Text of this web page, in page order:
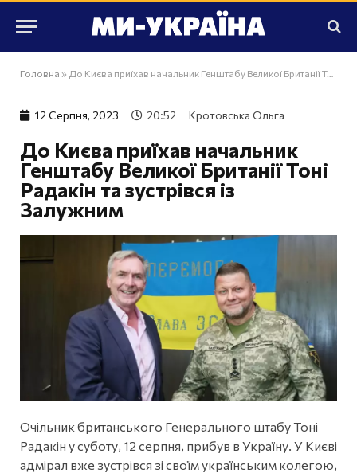
Головна » До Києва приїхав начальник Генштабу Великої Британії Тоні Радакін та зустрівся із Залужним
12 Серпня, 2023 20:52 Кротовська Ольга
До Києва приїхав начальник
Генштабу Великої Британії Тоні
Радакін та зустрівся із
Залужним
Очільник британського Генерального штабу Тоні
Радакін у суботу, 12 серпня, прибув в Україну. У Києві
адмірал вже зустрівся зі своїм українським колегою,